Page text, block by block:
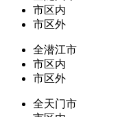
市区内
市区外
全潜江市
市区内
市区外
全天门市